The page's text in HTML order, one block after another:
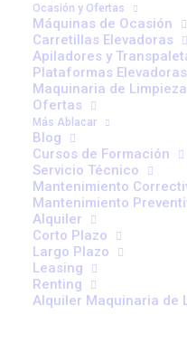
Ocasión y Ofertas
Máquinas de Ocasión
Carretillas Elevadoras
Apiladores y
Plataformas Elevadoras
Maquinaria de
Ofertas
Más Ablacar
Blog
Cursos de Formación
Servicio Técnico
Mantenimiento
Mantenimiento
Alquiler
Corto Plazo
Largo Plazo
Leasing
Renting
Alquiler Maquinaria de
empiezan con un
una maniobra
automático. En ese
nadie cuestiona porque,
grave.
Hasta que pasa.
Si estás gestionando un
estás en Coslada,
Henares, esto te va a
gente con experiencia,
parece bajo control.
Discretas. Y cuando